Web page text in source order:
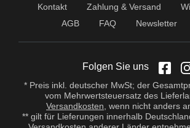
Kontakt Zahlung & Versand
AGB
FAQ Newsletter
Folgen Sie uns
* Preis inkl. deutscher MwSt; der
vom Mehrwertsteuersatz des
Versandkosten , wenn nicht anders
** gilt für Lieferungen innerhalb